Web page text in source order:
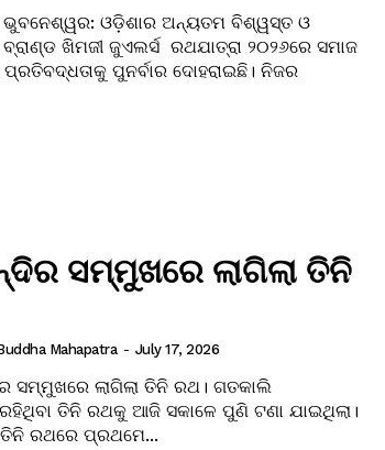
; ଭୁବନେଶ୍ୱର: ଓଡ଼ିଶାର ଅନ୍ୟତମ ବିଶ୍ୱସ୍ତ ଓ
ଖିମଜୀ ଜୁଏଲର୍ସ ରଥଯାତ୍ରା ୨୦୨୬ରେ ସମାଜ
ପୁନର୍ବାର ଦୋହରାଇଛି। ନିଜର
ସମ୍ମୁଖରେ ଲାଗିଲା ତିନି
Mahapatra - July 17, 2026
ସମ୍ମୁଖରେ ଲାଗିଲା ତିନି ରଥ। ଗତକାଲି
ତିନି ରଥକୁ ଆଜି ସକାଳେ ପୁଣି ଟଣା ଯାଇଥିଲା।
ରଥରେ ପ୍ରଥମେ...